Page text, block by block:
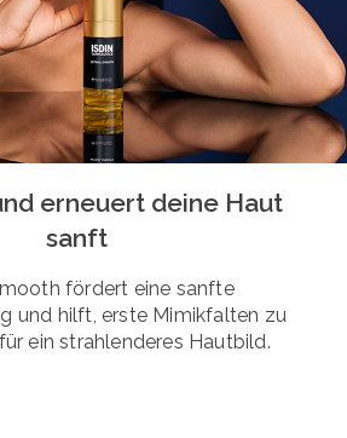
erneuert deine Haut
sanft
fördert eine sanfte
und hilft, erste Mimikfalten zu
ein strahlenderes Hautbild.